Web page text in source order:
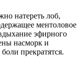
натереть лоб,
ментоловое
эфирного
насморк и
прекратятся.